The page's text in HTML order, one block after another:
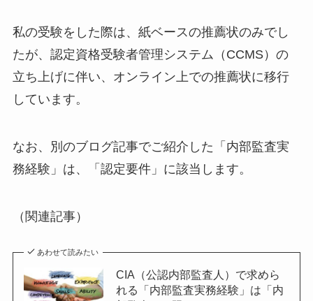
私の受験をした際は、紙ベースの推薦状のみでし
たが、認定資格受験者管理システム（CCMS）の
立ち上げに伴い、オンライン上での推薦状に移行
しています。
なお、別のブログ記事でご紹介した「内部監査実
務経験」は、「認定要件」に該当します。
（関連記事）
あわせて読みたい
CIA（公認内部監査人）で求めら
れる「内部監査実務経験」は「内